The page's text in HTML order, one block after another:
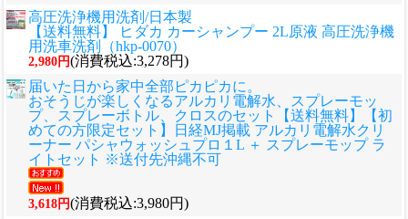
高圧洗浄機用洗剤/日本製
【送料無料】 ヒダカ カーシャンプー 2L原液 高圧洗浄機
用洗車洗剤（hkp-0070）
2,980円(消費税込:3,278円)
届いた日から家中全部ピカピカに。
おそうじが楽しくなるアルカリ電解水、スプレーモッ
プ、スプレーボトル、クロスのセット
【送料無料】【初
めての方限定セット】日経MJ掲載 アルカリ電解水クリ
ーナー パシャウォッシュプロ１L ＋ スプレーモップ ラ
イトセット ※送付先沖縄不可
3,618円(消費税込:3,980円)